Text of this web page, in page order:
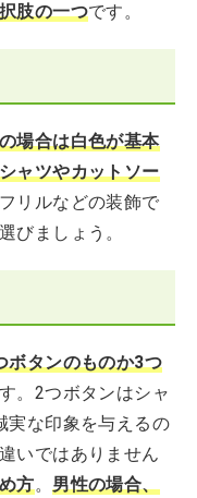
肢の一つです。
場合は白色が基本
ャツやカットソー
リルなどの装飾で
びましょう。
ボタンのものか3つ
。2つボタンはシャ
実な印象を与えるの
いではありません
方。男性の場合、